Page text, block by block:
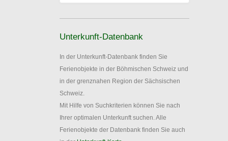
Unterkunft-Datenbank
In der Unterkunft-Datenbank finden Sie
Ferienobjekte in der Böhmischen Schweiz und
in der grenznahen Region der Sächsischen
Schweiz.
Mit Hilfe von Suchkriterien können Sie nach
Ihrer optimalen Unterkunft suchen. Alle
Ferienobjekte der Datenbank finden Sie auch